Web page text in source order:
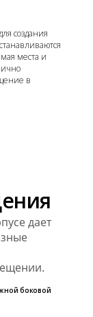
создания
места и
в
дает
боковой